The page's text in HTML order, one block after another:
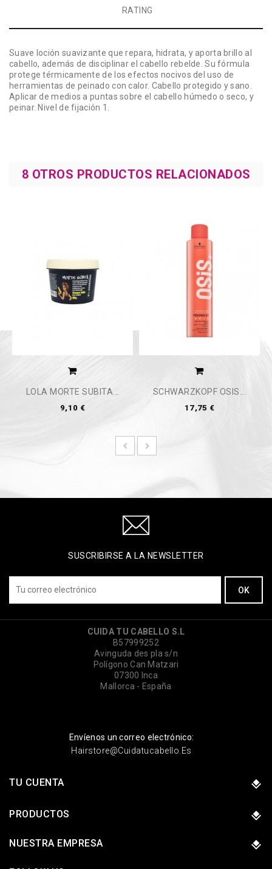
RATING
Suave loción suavizante que repara, hidrata, y aporta brillo al
cabello, además de disciplinar el cabello rebelde. Su fórmula
protege térmicamente de los efectos nocivos del uso de
herramientas de peinado con calor. Cabello protegido y sano.
Aplicar de medios a puntas sobre el cabello húmedo o seco, y
peinar. Nivel de fijación 1.
8 OTROS PRODUCTOS RELACIONADOS
LOLA MORTE SÚBITA...
9,10 €
SCHWARZKOPF OSIS...
17,75 €
SUSCRIBIRSE A LA NEWSLETTER
CUIDA TU CABELLO S.L
B57999252
Avinguda des pla s/n
Polígono Can Matzari
07300 Inca
Mallorca - España
Envíenos un correo electrónico:
Hairstore@cuidatucabello.es
TU CUENTA
PRODUCTOS
NUESTRA EMPRESA